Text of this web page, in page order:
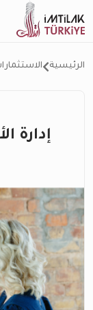
الرئيسية
إدارة